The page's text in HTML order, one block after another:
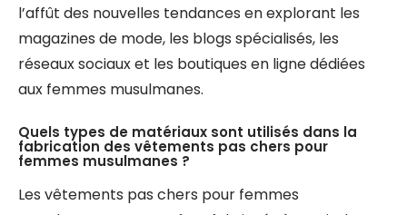
l’affût des nouvelles tendances en explorant les
magazines de mode, les blogs spécialisés, les
réseaux sociaux et les boutiques en ligne dédiées
aux femmes musulmanes.
Quels types de matériaux sont utilisés dans la
fabrication des vêtements pas chers pour
femmes musulmanes ?
Les vêtements pas chers pour femmes